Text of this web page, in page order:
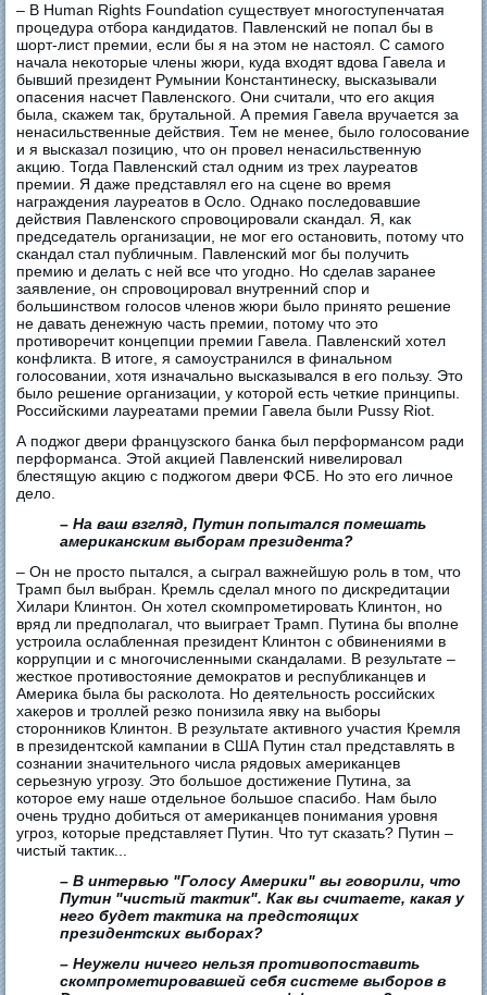
– В Human Rights Foundation существует многоступенчатая
процедура отбора кандидатов. Павленский не попал бы в
шорт-лист премии, если бы я на этом не настоял. С самого
начала некоторые члены жюри, куда входят вдова Гавела и
бывший президент Румынии Константинеску, высказывали
опасения насчет Павленского. Они считали, что его акция
была, скажем так, брутальной. А премия Гавела вручается за
ненасильственные действия. Тем не менее, было голосование
и я высказал позицию, что он провел ненасильственную
акцию. Тогда Павленский стал одним из трех лауреатов
премии. Я даже представлял его на сцене во время
награждения лауреатов в Осло. Однако последовавшие
действия Павленского спровоцировали скандал. Я, как
председатель организации, не мог его остановить, потому что
скандал стал публичным. Павленский мог бы получить
премию и делать с ней все что угодно. Но сделав заранее
заявление, он спровоцировал внутренний спор и
большинством голосов членов жюри было принято решение
не давать денежную часть премии, потому что это
противоречит концепции премии Гавела. Павленский хотел
конфликта. В итоге, я самоустранился в финальном
голосовании, хотя изначально высказывался в его пользу. Это
было решение организации, у которой есть четкие принципы.
Российскими лауреатами премии Гавела были Pussy Riot.
А поджог двери французского банка был перформансом ради
перформанса. Этой акцией Павленский нивелировал
блестящую акцию с поджогом двери ФСБ. Но это его личное
дело.
– На ваш взгляд, Путин попытался помешать
американским выборам президента?
– Он не просто пытался, а сыграл важнейшую роль в том, что
Трамп был выбран. Кремль сделал много по дискредитации
Хилари Клинтон. Он хотел скомпрометировать Клинтон, но
вряд ли предполагал, что выиграет Трамп. Путина бы вполне
устроила ослабленная президент Клинтон с обвинениями в
коррупции и с многочисленными скандалами. В результате –
жесткое противостояние демократов и республиканцев и
Америка была бы расколота. Но деятельность российских
хакеров и троллей резко понизила явку на выборы
сторонников Клинтон. В результате активного участия Кремля
в президентской кампании в США Путин стал представлять в
сознании значительного числа рядовых американцев
серьезную угрозу. Это большое достижение Путина, за
которое ему наше отдельное большое спасибо. Нам было
очень трудно добиться от американцев понимания уровня
угроз, которые представляет Путин. Что тут сказать? Путин –
чистый тактик...
– В интервью "Голосу Америки" вы говорили, что
Путин "чистый тактик". Как вы считаете, какая у
него будет тактика на предстоящих
президентских выборах?
– Неужели ничего нельзя противопоставить
скомпрометировавшей себя системе выборов в